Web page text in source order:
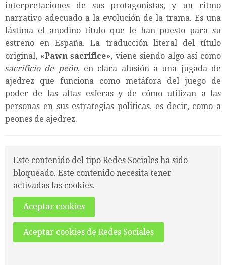
interpretaciones de sus protagonistas, y un ritmo
narrativo adecuado a la evolución de la trama. Es una
lástima el anodino título que le han puesto para su
estreno en España. La traducción literal del título
original, «Pawn sacrifice», viene siendo algo así como
sacrificio de peón, en clara alusión a una jugada de
ajedrez que funciona como metáfora del juego de
poder de las altas esferas y de cómo utilizan a las
personas en sus estrategias políticas, es decir, como a
peones de ajedrez.
Este contenido del tipo Redes Sociales ha sido
bloqueado. Este contenido necesita tener
activadas las cookies.
Aceptar cookies
Aceptar cookies de Redes Sociales